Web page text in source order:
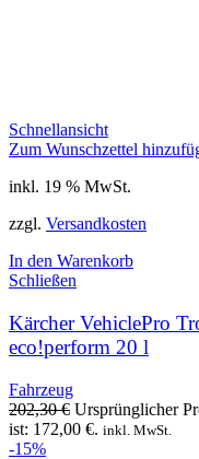
Schnellansicht
Zum Wunschzettel
inkl. 19 % MwSt.
zzgl. Versandkosten
In den Warenkorb
Schließen
Kärcher VehiclePro
eco!perform 20 l
Fahrzeug
202,30€ Ursprünglicher
ist: 172,00 €. inkl. MwSt.
-15%